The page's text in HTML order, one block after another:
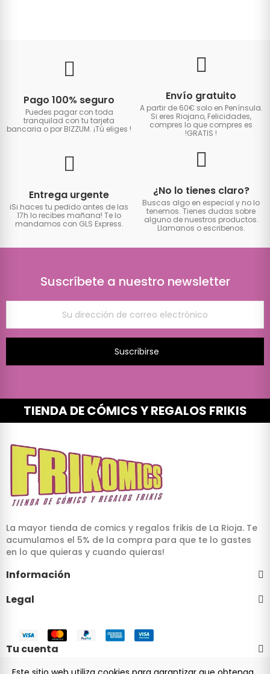
Pago 100% seguro
Puedes pagar con toda
tranquilad con tu tarjeta
bancaria o por BIZZUM. ¡Tú eliges !
Envío gratuito
A partir de 60€ solo en Península.
Si eres Riojano, Felicidades,
compres lo que compres es
!GRATIS !
Entrega urgente
iSi haces tu pedido antes de las
17h lo recibes mañana! Te lo
mandamos con GLS Express.
¿No lo tienes claro?
Buscas algo en especial y no lo
tenemos. Tienes dudas sobre
alguno de nuestros productos.
Llamanos o escribenos.
Suscríbete a nuestro newsletter
Suscribirse
TIENDA DE CÓMICS Y REGALOS FRIKIS
La mayor tienda de comics y regalos frikis de La Rioja. Te
acumulamos el 5% de la compra para que te lo gastes
en lo que quieras y cuando quieras!
Información
Legal
Tu cuenta